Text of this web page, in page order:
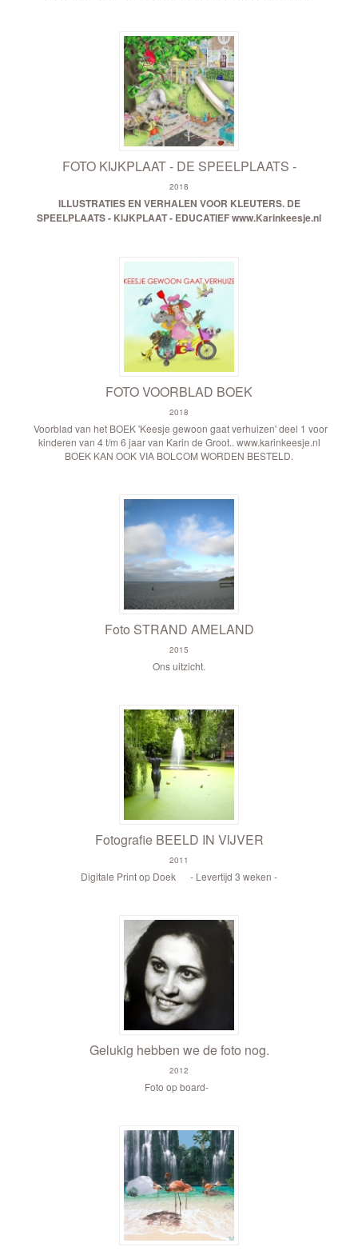
FOTO KIJKPLAAT - DE SPEELPLAATS -
2018
ILLUSTRATIES EN VERHALEN VOOR KLEUTERS. DE
SPEELPLAATS - KIJKPLAAT - EDUCATIEFwww.Karinkeesje.nl
FOTO VOORBLAD BOEK
2018
Voorblad van het BOEK 'Keesje gewoon gaat verhuizen' deel 1 voor
kinderen van 4 t/m 6 jaar van Karin de Groot.. www.karinkeesje.nl
BOEK KAN OOK VIA BOLCOM WORDEN BESTELD.
Foto STRAND AMELAND
2015
Ons uitzicht.
Fotografie BEELD IN VIJVER
2011
Digitale Print op Doek - Levertijd 3 weken -
Gelukig hebben we de foto nog.
2012
Foto op board-